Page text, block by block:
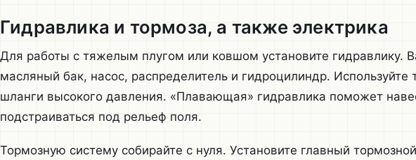
Гидравлика и тормоза, а также электрика
Для работы с тяжелым плугом или ковшом установите гидравлику.
масляный бак, насос, распределитель и гидроцилиндр. Используйте
шланги высокого давления. «Плавающая» гидравлика поможет
подстраиваться под рельеф поля.
Тормозную систему собирайте с нуля. Установите главный